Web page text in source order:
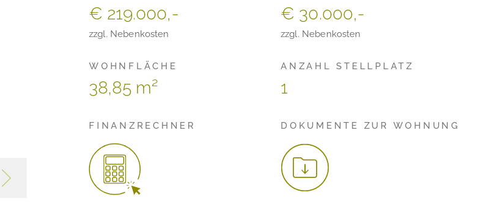
€ 219.000,-
zzgl. Nebenkosten
WOHNFLÄCHE
38,85 m²
FINANZRECHNER
€ 30.000,-
zzgl. Nebenkosten
ANZAHL STELLPLATZ
1
DOKUMENTE ZUR WOHNUNG